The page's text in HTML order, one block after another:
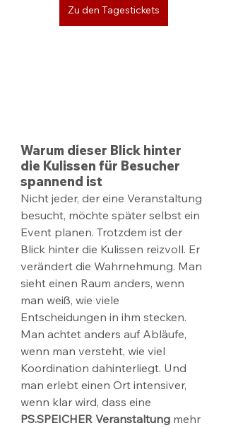
Zu den Tagestickets
Warum dieser Blick hinter
die Kulissen für Besucher
spannend ist
Nicht jeder, der eine Veranstaltung
besucht, möchte später selbst ein
Event planen. Trotzdem ist der
Blick hinter die Kulissen reizvoll. Er
verändert die Wahrnehmung. Man
sieht einen Raum anders, wenn
man weiß, wie viele
Entscheidungen in ihm stecken.
Man achtet anders auf Abläufe,
wenn man versteht, wie viel
Koordination dahinterliegt. Und
man erlebt einen Ort intensiver,
wenn klar wird, dass eine
PS.SPEICHER Veranstaltung mehr